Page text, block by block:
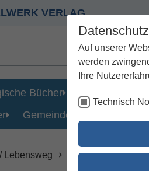
Auf unserer
werden
Ihre
Technisch
VERLAG
Bücher
Gemeinde
Lebensweg Rauhnächte